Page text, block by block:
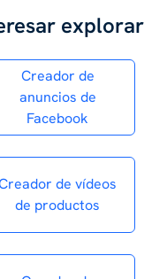
explorar
Creador de
anuncios de
Facebook
de vídeos
de productos